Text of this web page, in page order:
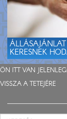
KERESNEK
ÖN ITT VAN JELENLEG:
VISSZA A TETEJÉRE